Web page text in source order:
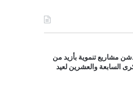
مشاريع تنموية بأزيد من
السابعة والعشرين لعيد